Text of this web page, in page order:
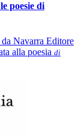
poesie di
Navarra Editore
alla poesia di